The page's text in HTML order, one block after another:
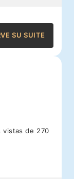
SU SUITE
vistas de 270